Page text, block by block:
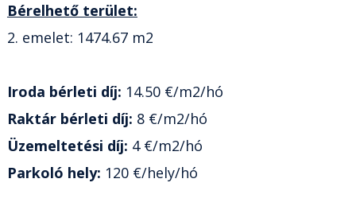
Bérelhető terület:
2. emelet: 1474.67 m2
Iroda bérleti díj: 14.50 €/m2/hó
Raktár bérleti díj: 8 €/m2/hó
Üzemeltetési díj: 4 €/m2/hó
Parkoló hely: 120 €/hely/hó